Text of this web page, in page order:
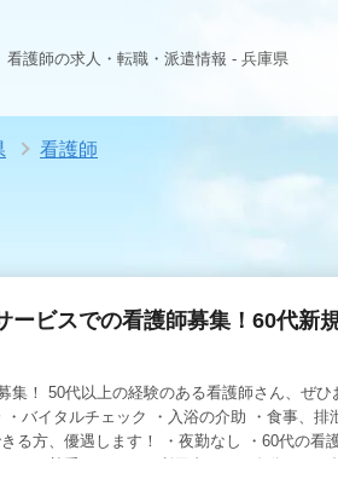
看護師の求人・転職・派遣情報 - 兵庫県
看護師
ービスでの看護師募集！60代新
集！ 50代以上の経験のある看護師さん、ぜひ
バイタルチェック ・入浴の介助 ・食事、排
る方、優遇します！ ・夜勤なし ・60代の看